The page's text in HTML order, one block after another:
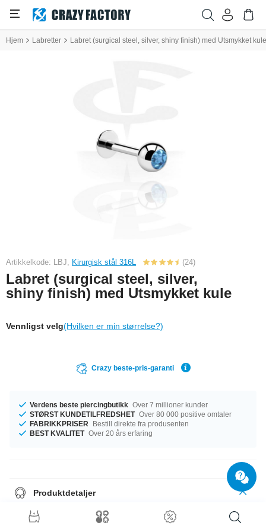
Hjem Labretter Labret (surgical steel, silver, shiny finish) med Utsmykket kule
Artikkelkode: LBJ, Kirurgisk stål 316L (24)
Labret (surgical steel, silver,
shiny finish) med Utsmykket kule
Vennligst velg(Hvilken er min størrelse?)
Crazy beste-pris-garanti
Verdens beste piercingbutikk Over 7 millioner kunder
STØRST KUNDETILFREDSHET Over 80 000 positive omtaler
FABRIKKPRISER
Bestill direkte fra produsenten
BEST KVALITET Over 20 års erfaring
Produktdetaljer
Vi har målene 1.2 mm og 1.6 mm på lager. Du kan velge en lengde fra 4
mm til 24 mm. Kuler med størrelse 2.5 mm til 8 mm passer til gjengene.